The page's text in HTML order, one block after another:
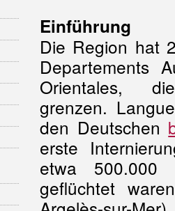
Einführung
Die Region hat
Departements
Orientales,
grenzen.
den Deutschen
erste
etwa 500.000
geflüchtet